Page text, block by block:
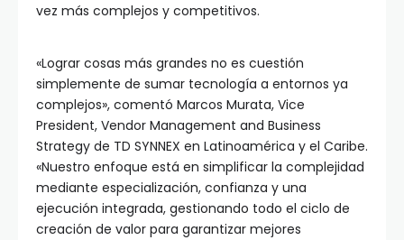
vez más complejos y competitivos.
«Lograr cosas más grandes no es cuestión
simplemente de sumar tecnología a entornos ya
complejos», comentó Marcos Murata, Vice
President, Vendor Management and Business
Strategy de TD SYNNEX en Latinoamérica y el Caribe.
«Nuestro enfoque está en simplificar la complejidad
mediante especialización, confianza y una
ejecución integrada, gestionando todo el ciclo de
creación de valor para garantizar mejores